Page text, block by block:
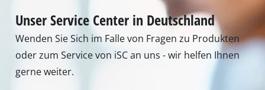
Unser Service Center in Deutschland
Wenden Sie Sich im Falle von Fragen zu Produkten
oder zum Service von iSC an uns - wir helfen Ihnen
gerne weiter.